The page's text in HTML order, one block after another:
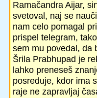
Ramačandra Aijar,
svetoval, naj se
nam celo pomagal
prispel telegram,
sem mu povedal, da
Šrila Prabhupad je
lahko preneseš
posreduje, kdor ima
raje ne zapravljaj